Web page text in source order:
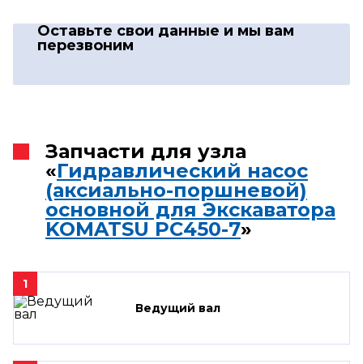
Оставьте свои данные и мы вам
перезвоним
Запчасти для узла
«Гидравлический насос
(аксиально-поршневой)
основной для Экскаватора
KOMATSU PC450-7»
1
Ведущий вал